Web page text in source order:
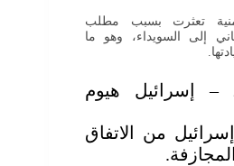
تعثرت بسبب مطلب
إلى السويداء، وهو ما
27 سبتمبر 2025 – إسرائيل هيوم
من الاتفاق